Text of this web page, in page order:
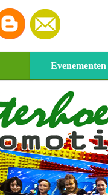
Evenementen